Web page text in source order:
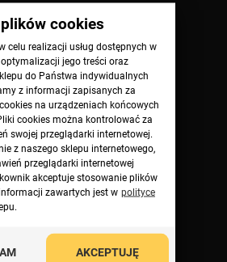
J.
111
825 111
cookies
celu realizacji usług dostępnych w
jego treści oraz
do Państwa indywidualnych
z informacji zapisanych za
na urządzeniach końcowych
cookies można kontrolować za
swojej przeglądarki internetowej.
z naszego sklepu internetowego,
przeglądarki internetowej
akceptuje stosowanie plików
zawartych jest w polityce
AKCEPTUJĘ